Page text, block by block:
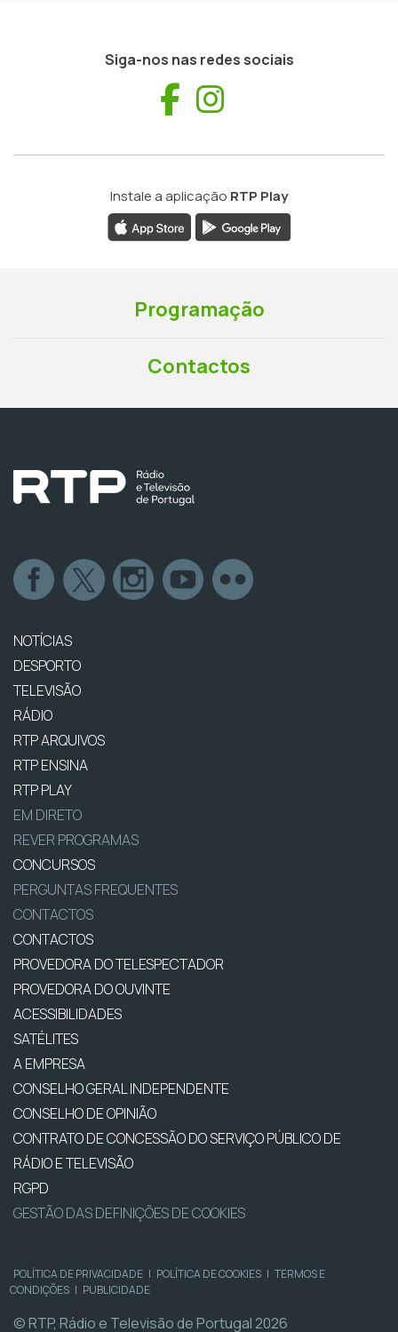
Siga-nos nas redes sociais
Facebook
Instale a aplicação RTP Play
Programação
Contactos
NOTÍCIAS
DESPORTO
TELEVISÃO
RÁDIO
RTP ARQUIVOS
RTP ENSINA
RTP PLAY
EM DIRETO
REVER PROGRAMAS
CONCURSOS
PERGUNTAS FREQUENTES
CONTACTOS
CONTACTOS
PROVEDORA DO TELESPECTADOR
PROVEDORA DO OUVINTE
ACESSIBILIDADES
SATÉLITES
A EMPRESA
CONSELHO GERAL INDEPENDENTE
CONSELHO DE OPINIÃO
CONTRATO DE CONCESSÃO DO SERVIÇO PÚBLICO DE
RÁDIO E TELEVISÃO
RGPD
GESTÃO DAS DEFINIÇÕES DE COOKIES
POLÍTICA DE PRIVACIDADE | POLÍTICA DE COOKIES | TERMOS E
CONDIÇÕES | PUBLICIDADE
© RTP, Rádio e Televisão de Portugal 2026